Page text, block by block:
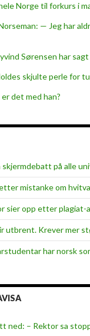
Norge til forkurs i
— Jeg har
Sørensen har sagt
skjulte perle for
det med han?
skjerm­debatt på alle
mistanke om
sier opp etter plagiat-
utbrent. Krever mer
har norsk
ned: – Rektor sa